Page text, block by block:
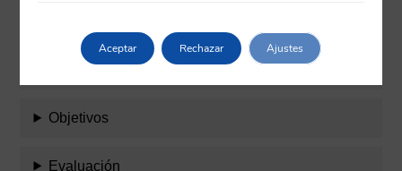
Temario
Objetivos
Evaluación
Aceptar Rechazar Ajustes